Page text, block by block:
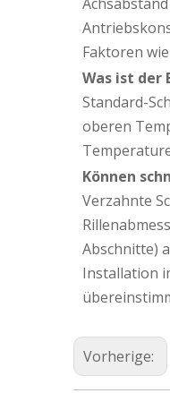
Faktoren
Was ist
Standard-
oberen
Können
Verzahnte
Abschnitte)
Installation
Vorherige: